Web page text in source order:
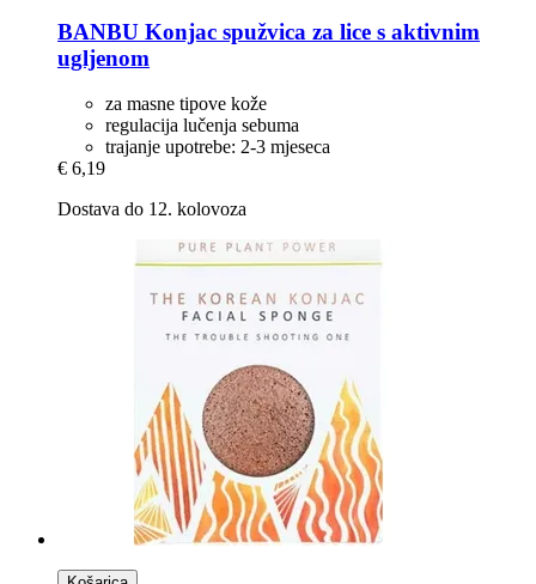
BANBU Konjac spužvica za lice s aktivnim
ugljenom
za masne tipove kože
regulacija lučenja sebuma
trajanje upotrebe: 2-3 mjeseca
€ 6,19
Dostava do 12. kolovoza